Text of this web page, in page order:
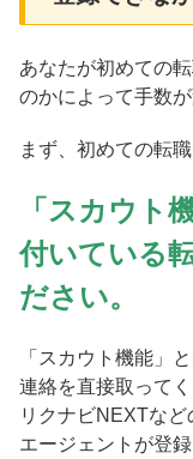
あなたが初めての
のかによって手数が
まず、初めての転
「スカウト
付いている
ださい。
「スカウト機能」
連絡を直接取ってく
リクナビNEXTな
エージェントが登